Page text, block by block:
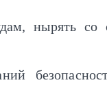
нырять со